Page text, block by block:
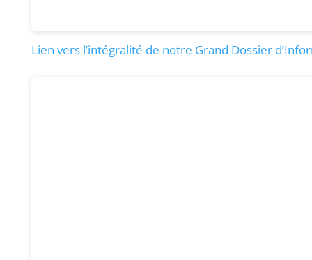
Lien vers l’intégralité de notre Grand Dossier